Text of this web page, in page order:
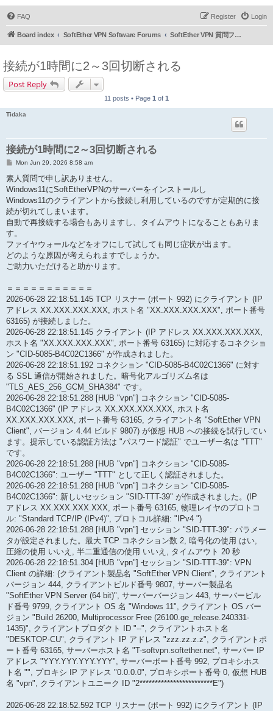
FAQ Login
Register
Board index SoftEther VPN Software Forums SoftEther VPN 質問フォーラム (日本語)
接続が1時間に2～3回切断される
Post Reply
11 posts • Page 1 of 1
Tidaka
接続が1時間に2～3回切断される
P
s
t
Mon Jun 29, 2026 8:58 am
素人質問で申し訳ありません。
Windows11にSoftEtherVPNのサーバーをインストールし
Windows11のクライアントから接続し利用しているのですが定期的に接
続が切れてしまいます。
自動で再接続する場合もありますし、タイムアウトになることもありま
す。
ファイヤウォールなどをオフにして試しても同じ症状が出ます。
どのような原因が考えられますでしょうか。
ご助力いただけると助かります。
＝＝＝＝＝＝＝＝＝＝＝
2026-06-28 22:18:51.145 TCP リスナー (ポート 992) にクライアント (IP
アドレス XX.XXX.XXX.XXX, ホスト名 "XX.XXX.XXX.XXX", ポート番号
63165) が接続しました。
2026-06-28 22:18:51.145 クライアント (IP アドレス XX.XXX.XXX.XXX,
ホスト名 "XX.XXX.XXX.XXX", ポート番号 63165) に対応するコネクショ
ン "CID-5085-B4C02C1366" が作成されました。
2026-06-28 22:18:51.192 コネクション "CID-5085-B4C02C1366" に対す
る SSL 通信が開始されました。暗号化アルゴリズム名は
"TLS_AES_256_GCM_SHA384" です。
2026-06-28 22:18:51.288 [HUB "vpn"] コネクション "CID-5085-
B4C02C1366" (IP アドレス XX.XXX.XXX.XXX, ホスト名
XX.XXX.XXX.XXX, ポート番号 63165, クライアント名 "SoftEther VPN
Client", バージョン 4.44 ビルド 9807) が仮想 HUB への接続を試行してい
ます。提示している認証方法は "パスワード認証" でユーザー名は "TTT"
です。
2026-06-28 22:18:51.288 [HUB "vpn"] コネクション "CID-5085-
B4C02C1366": ユーザー "TTT" として正しく認証されました。
2026-06-28 22:18:51.288 [HUB "vpn"] コネクション "CID-5085-
B4C02C1366": 新しいセッション "SID-TTT-39" が作成されました。(IP
アドレス XX.XXX.XXX.XXX, ポート番号 63165, 物理レイヤのプロトコ
ル: "Standard TCP/IP (IPv4)", プロトコル詳細: "IPv4 ")
2026-06-28 22:18:51.288 [HUB "vpn"] セッション "SID-TTT-39": パラメー
タが設定されました。最大 TCP コネクション数 2, 暗号化の使用 はい,
圧縮の使用 いいえ, 半二重通信の使用 いいえ, タイムアウト 20 秒
2026-06-28 22:18:51.304 [HUB "vpn"] セッション "SID-TTT-39": VPN
Client の詳細: (クライアント製品名 "SoftEther VPN Client", クライアント
バージョン 444, クライアントビルド番号 9807, サーバー製品名
"SoftEther VPN Server (64 bit)", サーバーバージョン 443, サーバービル
ド番号 9799, クライアント OS 名 "Windows 11", クライアント OS バー
ジョン "Build 26200, Multiprocessor Free (26100.ge_release.240331-
1435)", クライアントプロダクト ID "--", クライアントホスト名
"DESKTOP-CU", クライアント IP アドレス "zzz.zz.z.z", クライアントポ
ート番号 63165, サーバーホスト名 "T-softvpn.softether.net", サーバー IP
アドレス "YYY.YYY.YYY.YYY", サーバーポート番号 992, プロキシホス
ト名 "", プロキシ IP アドレス "0.0.0.0", プロキシポート番号 0, 仮想 HUB
名 "vpn", クライアントユニーク ID "2************************E")
2026-06-28 22:18:52.592 TCP リスナー (ポート 992) にクライアント (IP